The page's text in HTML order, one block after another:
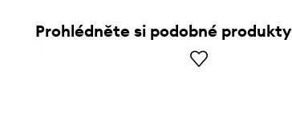
Prohlédněte si podobné produkty